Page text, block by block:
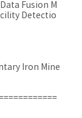
Fusion M
Detectio
Iron Mine